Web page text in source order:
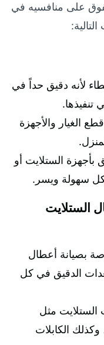
على منافسيه في
لأنه دقيق حداً في
تنفيذها.
الغيار والأجهزة
الستلايت أو
بكل سهولة ويسر.
الستلايت
بصيانة أعطال
الدقيق في كل
الستلايت مثل
الكابلات